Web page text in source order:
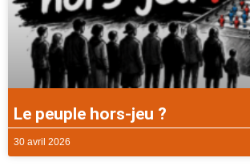
Le peuple hors-jeu ?
30 avril 2026